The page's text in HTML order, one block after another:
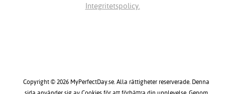
Integritetspolicy.
Copyright © 2026 MyPerfectDay.se. Alla rättigheter reserverade. Denna